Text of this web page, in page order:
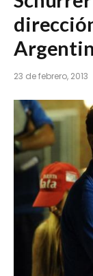
23 de febrero, 2013